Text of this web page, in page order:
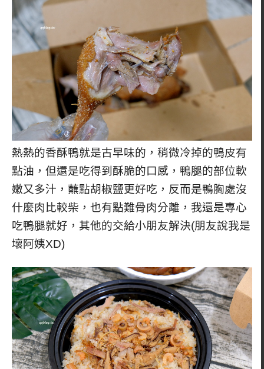
熱熱的香酥鴨就是古早味的，稍微冷掉的鴨皮有
點油，但還是吃得到酥脆的口感，鴨腿的部位軟
嫩又多汁，蘸點胡椒鹽更好吃，反而是鴨胸處沒
什麼肉比較柴，也有點難骨肉分離，我還是專心
吃鴨腿就好，其他的交給小朋友解決(朋友說我是
壞阿姨XD)